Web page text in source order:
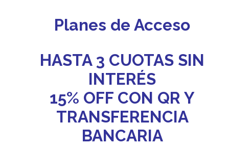
Planes de Acceso
HASTA 3 CUOTAS SIN
INTERÉS
15% OFF CON QR Y
TRANSFERENCIA
BANCARIA